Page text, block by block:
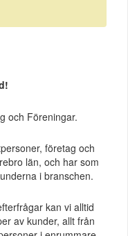
och Föreningar.
företag och
län, och har som
i branschen.
kan vi alltid
av kunder, allt från